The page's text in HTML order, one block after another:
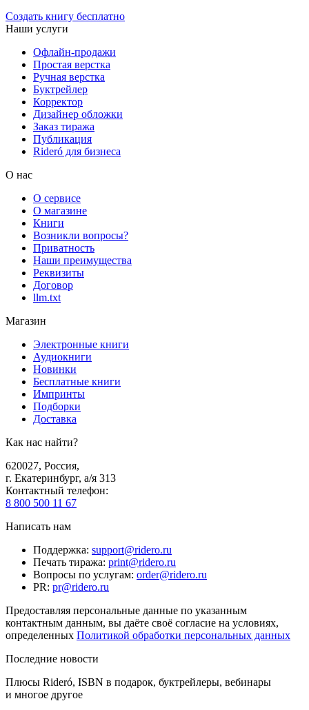
Создать книгу бесплатно
Наши услуги
Офлайн-продажи
Простая верстка
Ручная верстка
Буктрейлер
Корректор
Дизайнер обложки
Заказ тиража
Публикация
Rideró для бизнеса
О нас
О сервисе
О магазине
Книги
Возникли вопросы?
Приватность
Наши преимущества
Реквизиты
Договор
llm.txt
Магазин
Электронные книги
Аудиокниги
Новинки
Бесплатные книги
Импринты
Подборки
Доставка
Как нас найти?
620027, Россия,
г. Екатеринбург, а/я 313
Контактный телефон:
8 800 500 11 67
Написать нам
Поддержка: support@ridero.ru
Печать тиража: print@ridero.ru
Вопросы по услугам: order@ridero.ru
PR: pr@ridero.ru
Предоставляя персональные данные по указанным
контактным данным, вы даёте своё согласие на условиях,
определенных Политикой обработки персональных данных
Последние новости
Плюсы Rideró, ISBN в подарок, буктрейлеры, вебинары
и многое другое